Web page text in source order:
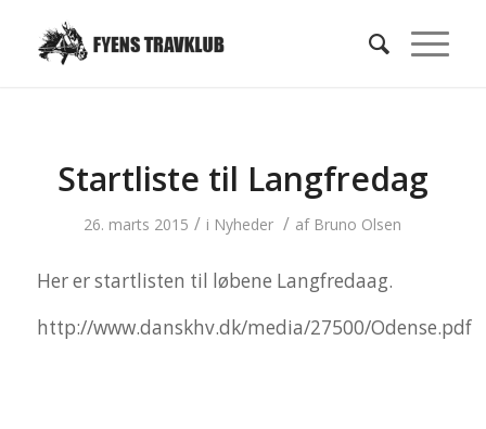
Startliste til Langfredag
26. marts 2015 / i Nyheder / af Bruno Olsen
Her er startlisten til løbene Langfredaag.
http://www.danskhv.dk/media/27500/Odense.pdf